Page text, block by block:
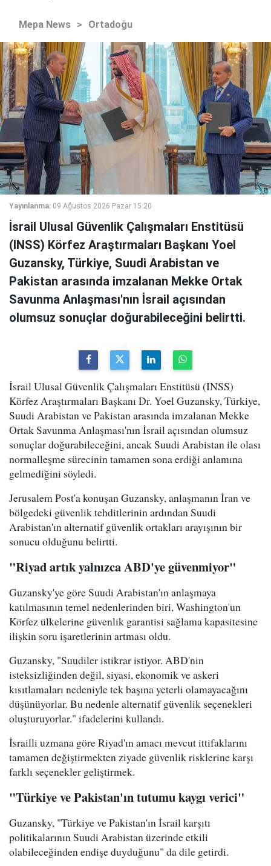
Mepa News > Ortadoğu
Yayınlanma: 09 Ağustos 2026 Pazar 15:20
İsrail Ulusal Güvenlik Çalışmaları Enstitüsü
(INSS) Körfez Araştırmaları Başkanı Yoel
Guzansky, Türkiye, Suudi Arabistan ve
Pakistan arasında imzalanan Mekke Ortak
Savunma Anlaşması'nın İsrail açısından
olumsuz sonuçlar doğurabileceğini belirtti.
İsrail Ulusal Güvenlik Çalışmaları Enstitüsü (INSS)
Körfez Araştırmaları Başkanı Dr. Yoel Guzansky, Türkiye,
Suudi Arabistan ve Pakistan arasında imzalanan Mekke
Ortak Savunma Anlaşması'nın İsrail açısından olumsuz
sonuçlar doğurabileceğini, ancak Suudi Arabistan ile olası
normalleşme sürecinin tamamen sona erdiği anlamına
gelmediğini söyledi.
Jerusalem Post'a konuşan Guzansky, anlaşmanın İran ve
bölgedeki güvenlik tehditlerinin ardından Suudi
Arabistan'ın alternatif güvenlik ortakları arayışının bir
sonucu olduğunu belirtti.
"Riyad artık yalnızca ABD'ye güvenmiyor"
Guzansky'ye göre Suudi Arabistan'ın anlaşmaya
katılmasının temel nedenlerinden biri, Washington'un
Körfez ülkelerine güvenlik garantisi sağlama kapasitesine
ilişkin soru işaretlerinin artması oldu.
Guzansky, "Suudiler istikrar istiyor. ABD'nin
isteksizliğinden değil, siyasi, ekonomik ve askeri
kısıtlamaları nedeniyle tek başına yeterli olamayacağını
düşünüyorlar. Bu nedenle alternatif güvenlik seçenekleri
oluşturuyorlar." ifadelerini kullandı.
İsrailli uzmana göre Riyad'ın amacı mevcut ittifaklarını
tamamen değiştirmekten ziyade güvenlik risklerine karşı
farklı seçenekler geliştirmek.
"Türkiye ve Pakistan'ın tutumu kaygı verici"
Guzansky, "Türkiye ve Pakistan'ın İsrail karşıtı
politikalarının Suudi Arabistan üzerinde etkili
olabileceğinden endişe duyduğunu" da dile getirdi.